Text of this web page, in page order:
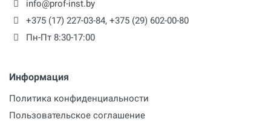
info@prof-inst.by
+375 (17) 227-03-84, +375 (29) 602-00-80
Пн-Пт 8:30-17:00
Информация
Политика конфиденциальности
Пользовательское соглашение